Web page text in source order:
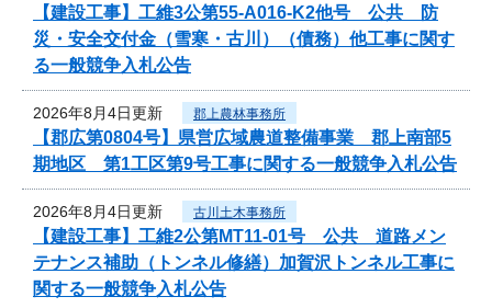
【建設工事】工維3公第55-A016-K2他号 公共 防
災・安全交付金（雪寒・古川）（債務）他工事に関す
る一般競争入札公告
2026年8月4日更新 郡上農林事務所
【郡広第0804号】県営広域農道整備事業 郡上南部5
期地区 第1工区第9号工事に関する一般競争入札公告
2026年8月4日更新 古川土木事務所
【建設工事】工維2公第MT11-01号 公共 道路メン
テナンス補助（トンネル修繕）加賀沢トンネル工事に
関する一般競争入札公告